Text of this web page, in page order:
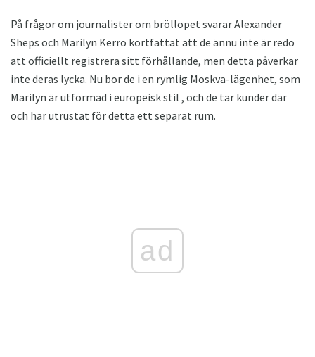
På frågor om journalister om bröllopet svarar Alexander
Sheps och Marilyn Kerro kortfattat att de ännu inte är redo
att officiellt registrera sitt förhållande, men detta påverkar
inte deras lycka. Nu bor de i en rymlig Moskva-lägenhet, som
Marilyn är utformad i europeisk stil , och de tar kunder där
och har utrustat för detta ett separat rum.
ad